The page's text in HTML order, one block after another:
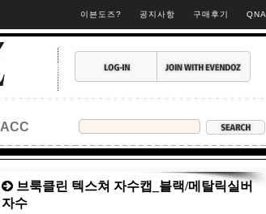
이븐도즈? 공지사항 구매후기 QNA
ACC
브룩클린 텍스쳐 자수캡_블랙/메탈릭실버
자수